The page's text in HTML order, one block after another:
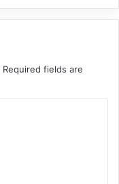
Required fields are